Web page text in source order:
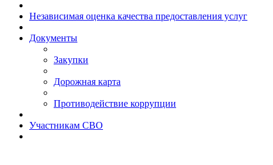
Независимая оценка качества предоставления услуг
Документы
Закупки
Дорожная карта
Противодействие коррупции
Участникам СВО